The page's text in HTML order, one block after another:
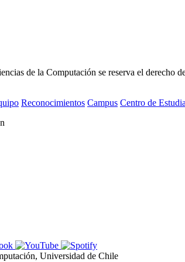
de la Computación se reserva el derecho
Reconocimientos Campus Centro de
Universidad de Chile